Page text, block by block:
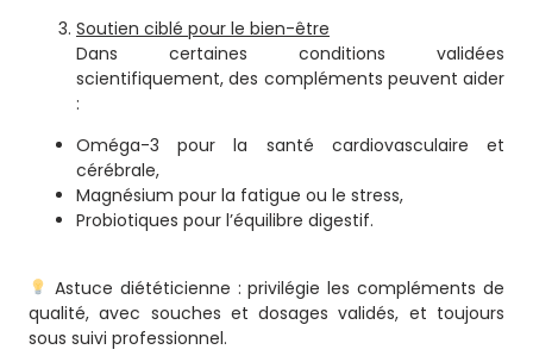
Soutien ciblé pour le bien-être
Dans certaines conditions validées
scientifiquement, des compléments peuvent aider
:
Oméga-3 pour la santé cardiovasculaire et
cérébrale,
Magnésium pour la fatigue ou le stress,
Probiotiques pour l’équilibre digestif.
Astuce diététicienne : privilégie les compléments de
qualité, avec souches et dosages validés, et toujours
sous suivi professionnel.